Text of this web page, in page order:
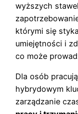
wyższych
którymi się
umiejętności i
co może
Dla osób
hybrydowym
zarządzanie